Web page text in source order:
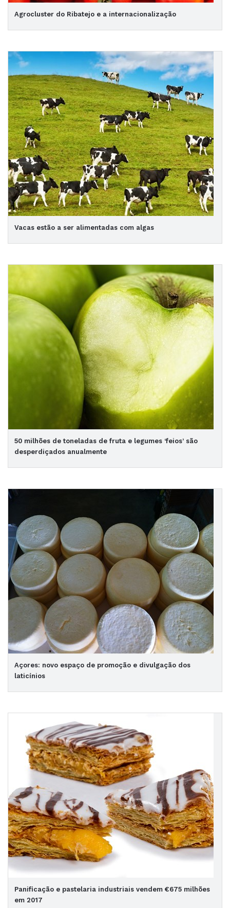
Agrocluster do Ribatejo e a internacionalização
Vacas estão a ser alimentadas com algas
50 milhões de toneladas de fruta e legumes ‘feios’ são
desperdiçados anualmente
Açores: novo espaço de promoção e divulgação dos
laticínios
Panificação e pastelaria industriais vendem €675 milhões
em 2017